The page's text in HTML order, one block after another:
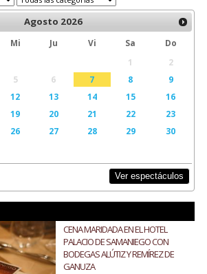
Agosto 2026
Mi Ju Vi Sa
Do
1
2
5 6 7 8
9
12 13 14 15
16
19 20 21 22
23
26 27 28 29
30
Ver espectáculos
CENA MARIDADA EN EL HOTEL
PALACIO DE SAMANIEGO CON
BODEGAS ALÚTIZ Y REMÍREZ DE
GANUZA